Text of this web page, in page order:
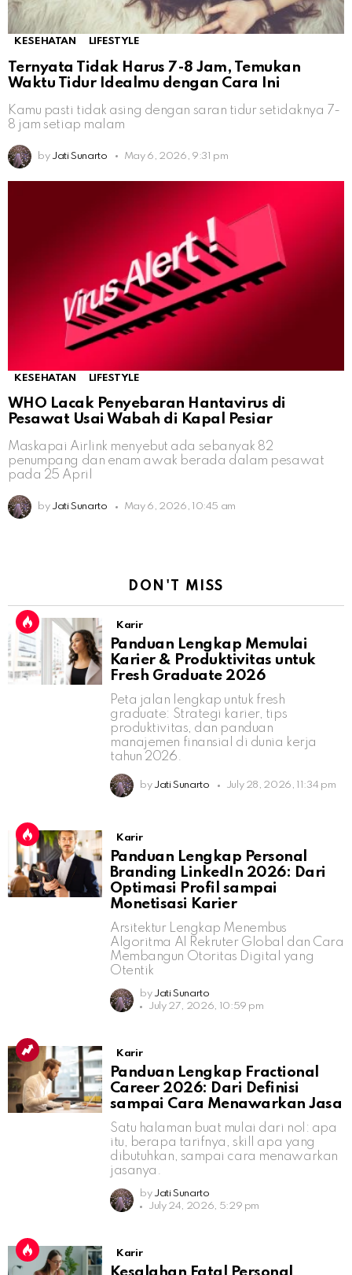
KESEHATAN LIFESTYLE
Ternyata Tidak Harus 7-8 Jam, Temukan
Waktu Tidur Idealmu dengan Cara Ini
Kamu pasti tidak asing dengan saran tidur setidaknya 7-
8 jam setiap malam
by Jati Sunarto May 6, 2026, 9:31 pm
KESEHATAN LIFESTYLE
WHO Lacak Penyebaran Hantavirus di
Pesawat Usai Wabah di Kapal Pesiar
Maskapai Airlink menyebut ada sebanyak 82
penumpang dan enam awak berada dalam pesawat
pada 25 April
by Jati Sunarto May 6, 2026, 10:45 am
DON'T MISS
Karir
Panduan Lengkap Memulai
Karier & Produktivitas untuk
Fresh Graduate 2026
Peta jalan lengkap untuk fresh
graduate: Strategi karier, tips
produktivitas, dan panduan
manajemen finansial di dunia kerja
tahun 2026.
by Jati Sunarto July 28, 2026, 11:34 pm
Karir
Panduan Lengkap Personal
Branding LinkedIn 2026: Dari
Optimasi Profil sampai
Monetisasi Karier
Arsitektur Lengkap Menembus
Algoritma AI Rekruter Global dan Cara
Membangun Otoritas Digital yang
Otentik
by Jati Sunarto
July 27, 2026, 10:59 pm
Karir
Panduan Lengkap Fractional
Career 2026: Dari Definisi
sampai Cara Menawarkan Jasa
Satu halaman buat mulai dari nol: apa
itu, berapa tarifnya, skill apa yang
dibutuhkan, sampai cara menawarkan
jasanya.
by Jati Sunarto
July 24, 2026, 5:29 pm
Karir